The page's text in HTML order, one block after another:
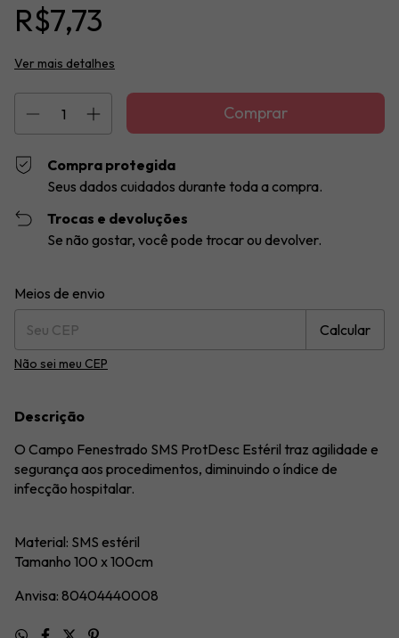
R$7,73
Ver mais detalhes
Compra protegida
Seus dados cuidados durante toda a compra.
Trocas e devoluções
Se não gostar, você pode trocar ou devolver.
Entregas para o CEP:
Meios de envio
Calcular
Não sei meu CEP
Descrição
O Campo Fenestrado SMS ProtDesc Estéril traz agilidade e
segurança aos procedimentos, diminuindo o índice de
infecção hospitalar.
Material: SMS estéril
Tamanho 100 x 100cm
Anvisa: 80404440008